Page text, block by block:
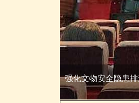
我馆赴柳州参加纪